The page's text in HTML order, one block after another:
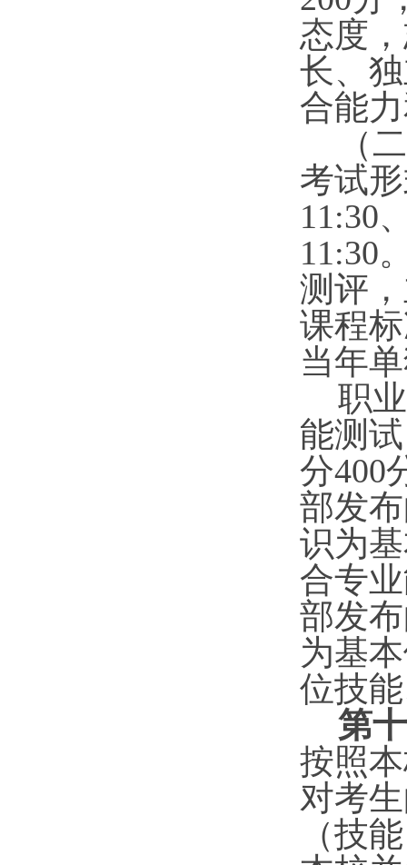
态度
长、
合能
（
考试
11:30
11:30
测评
课程
当年
职
能测
分400
部发
识为
合专
部发
为基
位技
第十
按照
对考
（技